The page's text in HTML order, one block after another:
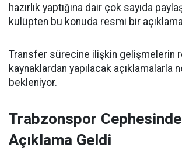
hazırlık yaptığına dair çok sayıda
kulüpten bu konuda resmi bir
Transfer sürecine ilişkin gelişmelerin
kaynaklardan yapılacak açıklamalarla
bekleniyor.
Trabzonspor
Açıklama Geldi